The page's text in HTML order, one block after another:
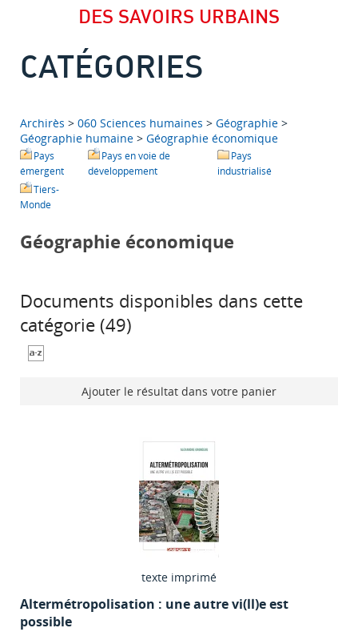
DES SAVOIRS URBAINS
CATÉGORIES
Archirès > 060 Sciences humaines > Géographie >
Géographie humaine > Géographie économique
Pays
émergent
Pays en voie de
développement
Pays
industrialisé
Tiers-
Monde
Géographie économique
Documents disponibles dans cette
catégorie (49)
Ajouter le résultat dans votre panier
texte imprimé
Altermétropolisation : une autre vi(ll)e est
possible